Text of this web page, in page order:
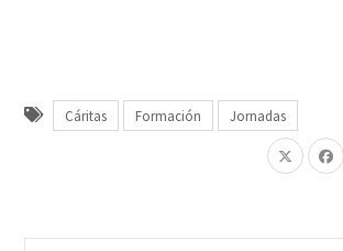
Cáritas Formación Jornadas